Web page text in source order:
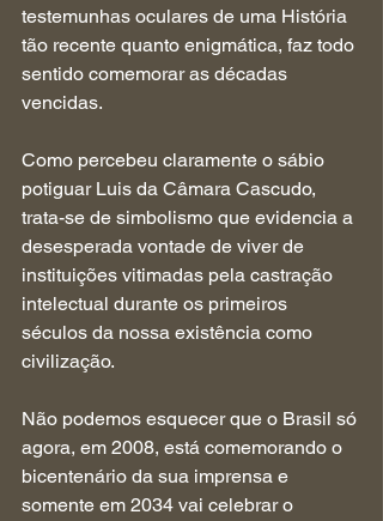
testemunhas oculares de uma História
tão recente quanto enigmática, faz todo
sentido comemorar as décadas
vencidas.
Como percebeu claramente o sábio
potiguar Luis da Câmara Cascudo,
trata-se de simbolismo que evidencia a
desesperada vontade de viver de
instituições vitimadas pela castração
intelectual durante os primeiros
séculos da nossa existência como
civilização.
Não podemos esquecer que o Brasil só
agora, em 2008, está comemorando o
bicentenário da sua imprensa e
somente em 2034 vai celebrar o